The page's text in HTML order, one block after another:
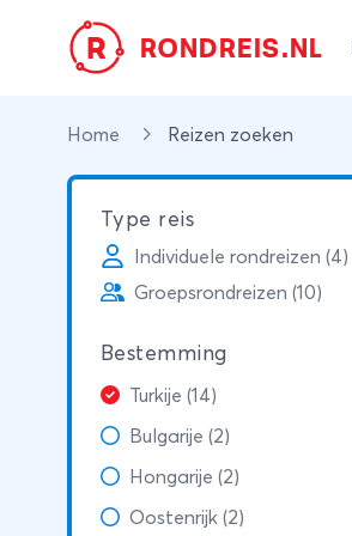
R RONDREIS.NL
Home Reizen zoeken
Type reis
Individuele rondreizen (4)
Groepsrondreizen (10)
Bestemming
Turkije (14)
Bulgarije (2)
Hongarije (2)
Oostenrijk (2)